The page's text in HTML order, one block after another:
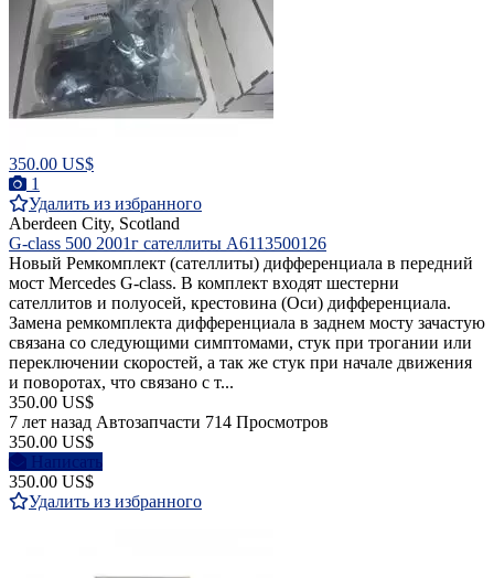
350.00 US$
1
Удалить из избранного
Aberdeen City, Scotland
G-class 500 2001г сателлиты A6113500126
Новый Ремкомплект (сателлиты) дифференциала в передний
мост Mercedes G-class. В комплект входят шестерни
сателлитов и полуосей, крестовина (Оси) дифференциала.
Замена ремкомплекта дифференциала в заднем мосту зачастую
связана со следующими симптомами, стук при трогании или
переключении скоростей, а так же стук при начале движения
и поворотах, что связано с т...
350.00 US$
7 лет назад Автозапчасти 714 Просмотров
350.00 US$
Написать
350.00 US$
Удалить из избранного